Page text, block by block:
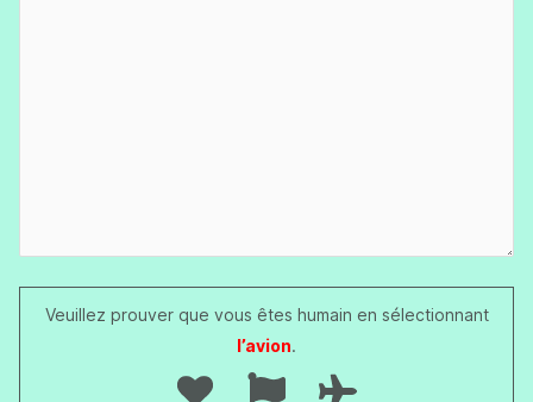
Veuillez prouver que vous êtes humain en sélectionnant
l’avion.